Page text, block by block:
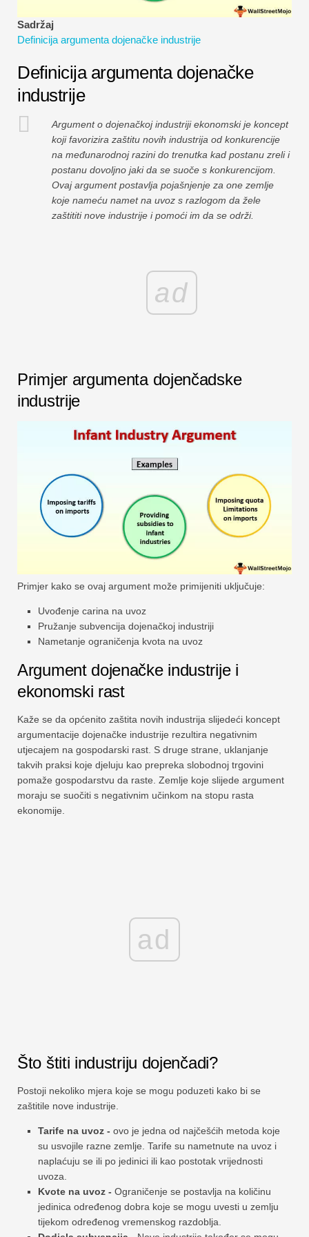
Cijela forma
Vodiči za upravljanje rizikom
Sadržaj
Definicija argumenta dojenačke industrije
Definicija argumenta dojenačke
industrije
Argument o dojenačkoj industriji ekonomski je koncept
koji favorizira zaštitu novih industrija od konkurencije
na međunarodnoj razini do trenutka kad postanu zreli i
postanu dovoljno jaki da se suoče s konkurencijom.
Ovaj argument postavlja pojašnjenje za one zemlje
koje nameću namet na uvoz s razlogom da žele
zaštititi nove industrije i pomoći im da se održi.
ad
Primjer argumenta dojenčadske
industrije
Primjer kako se ovaj argument može primijeniti uključuje:
Uvođenje carina na uvoz
Pružanje subvencija dojenačkoj industriji
Nametanje ograničenja kvota na uvoz
Argument dojenačke industrije i
ekonomski rast
Kaže se da općenito zaštita novih industrija slijedeći koncept
argumentacije dojenačke industrije rezultira negativnim
utjecajem na gospodarski rast. S druge strane, uklanjanje
takvih praksi koje djeluju kao prepreka slobodnoj trgovini
pomaže gospodarstvu da raste. Zemlje koje slijede argument
moraju se suočiti s negativnim učinkom na stopu rasta
ekonomije.
ad
Što štiti industriju dojenčadi?
Postoji nekoliko mjera koje se mogu poduzeti kako bi se
zaštitile nove industrije.
Tarife na uvoz - ovo je jedna od najčešćih metoda koje
su usvojile razne zemlje. Tarife su nametnute na uvoz i
naplaćuju se ili po jedinici ili kao postotak vrijednosti
uvoza.
Kvote na uvoz - Ograničenje se postavlja na količinu
jedinica određenog dobra koje se mogu uvesti u zemlju
tijekom određenog vremenskog razdoblja.